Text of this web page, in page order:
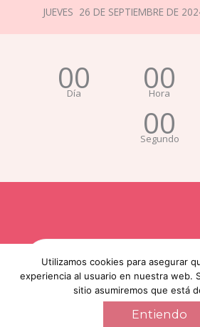
JUEVES 26 DE SEPTIEMBRE DE
00
Día 00
Hora
00
Segundo
!REGISTRATE Y
Utilizamos cookies para asegurar
experiencia al usuario en nuestra web.
sitio asumiremos que está
Entiendo